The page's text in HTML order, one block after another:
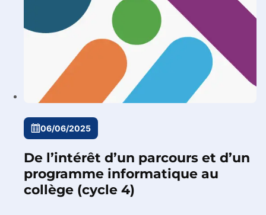
06/06/2025
De l’intérêt d’un parcours et d’un
programme informatique au
collège (cycle 4)